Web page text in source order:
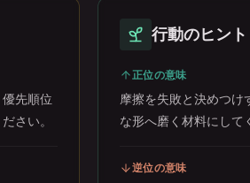
先順位
さい。
行動のヒン
正位の意味
摩擦を失敗と決めつけ
な形へ磨く材料にして
逆位の意味